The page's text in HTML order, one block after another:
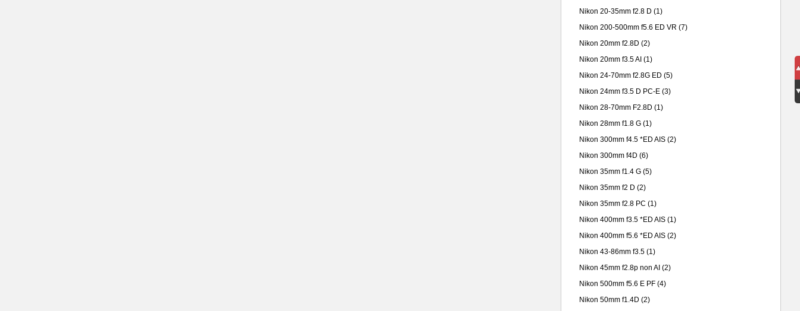
Nikon 20-35mm f2.8 D (1)
Nikon 200-500mm f5.6 ED VR (7)
Nikon 20mm f2.8D (2)
Nikon 20mm f3.5 AI (1)
Nikon 24-70mm f2.8G ED (5)
Nikon 24mm f3.5 D PC-E (3)
Nikon 28-70mm F2.8D (1)
Nikon 28mm f1.8 G (1)
Nikon 300mm f4.5 *ED AIS (2)
Nikon 300mm f4D (6)
Nikon 35mm f1.4 G (5)
Nikon 35mm f2 D (2)
Nikon 35mm f2.8 PC (1)
Nikon 400mm f3.5 *ED AIS (1)
Nikon 400mm f5.6 *ED AIS (2)
Nikon 43-86mm f3.5 (1)
Nikon 45mm f2.8p non AI (2)
Nikon 500mm f5.6 E PF (4)
Nikon 50mm f1.4D (2)